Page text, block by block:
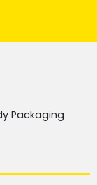
Packaging